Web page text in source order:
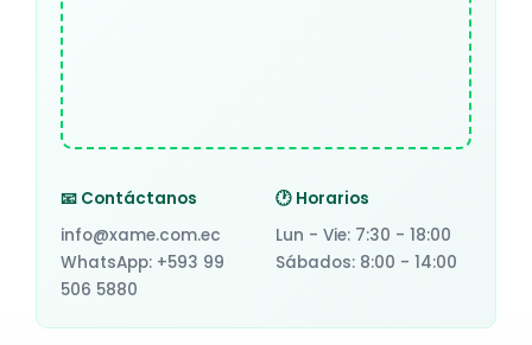
📧 Contáctanos
info@xame.com.ec
WhatsApp: +593 99
506 5880
🕐 Horarios
Lun - Vie: 7:30 - 18:00
Sábados: 8:00 - 14:00